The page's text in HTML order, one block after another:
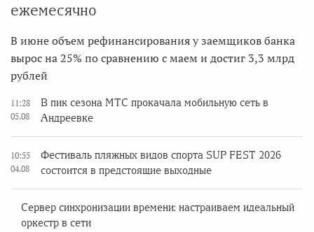
ежемесячно
В июне объем рефинансирования у заемщиков банка
вырос на 25% по сравнению с маем и достиг 3,3 млрд
рублей
11:28
05.08
В пик сезона МТС прокачала мобильную сеть в
Андреевке
10:55
04.08
Фестиваль пляжных видов спорта SUP FEST 2026
состоится в предстоящие выходные
Сервер синхронизации времени: настраиваем идеальный
оркестр в сети